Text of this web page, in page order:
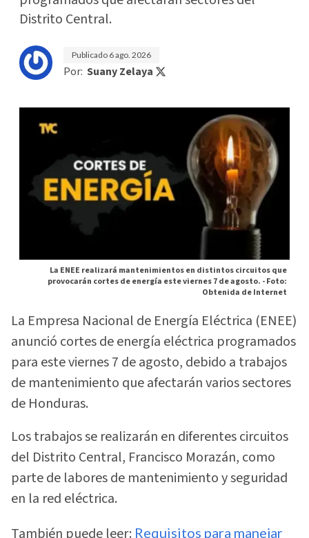
Distrito Central.
Publicado 6 ago. 2026
Por: Suany Zelaya
La ENEE realizará mantenimientos en distintos circuitos que
provocarán cortes de energía este viernes 7 de agosto. -Foto:
Obtenida de Internet
La Empresa Nacional de Energía Eléctrica (ENEE)
anunció cortes de energía eléctrica programados
para este viernes 7 de agosto, debido a trabajos
de mantenimiento que afectarán varios sectores
de Honduras.
Los trabajos se realizarán en diferentes circuitos
del Distrito Central, Francisco Morazán, como
parte de labores de mantenimiento y seguridad
en la red eléctrica.
También puede leer: Requisitos para manejar